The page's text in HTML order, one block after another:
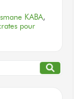
KABA,
pour